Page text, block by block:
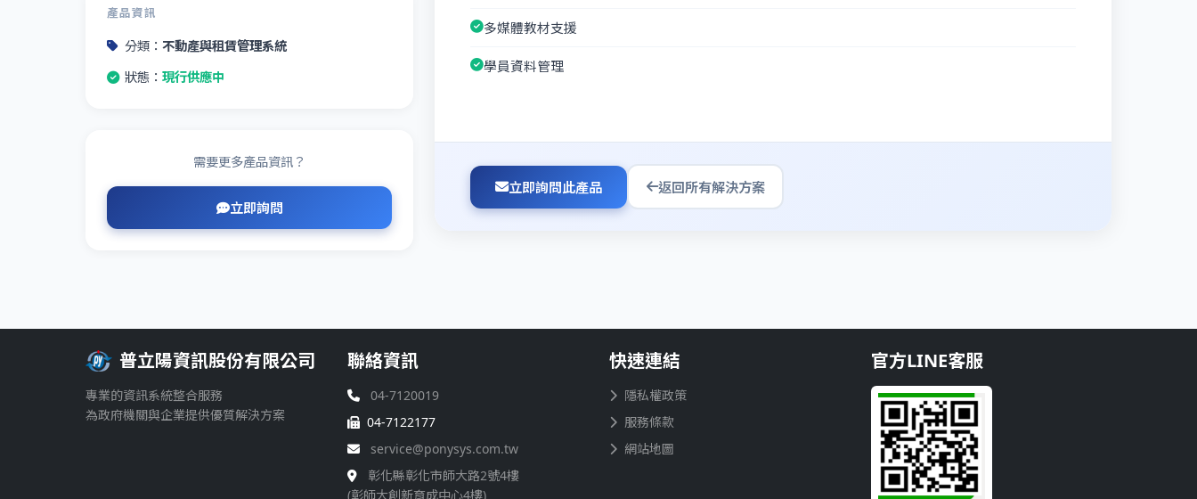
產品資訊
分類： 不動產與租賃管理系統
狀態： 現行供應中
需要更多產品資訊？
立即詢問
多媒體教材支援
學員資料管理
立即詢問此產品 返回所有解決方案
普立陽資訊股份有限公司
專業的資訊系統整合服務
為政府機關與企業提供優質解決方案
聯絡資訊
04-7120019
04-7122177
service@ponysys.com.tw
彰化縣彰化市師大路2號4樓
(彰師大創新育成中心4樓)
快速連結
隱私權政策
服務條款
網站地圖
官方LINE客服